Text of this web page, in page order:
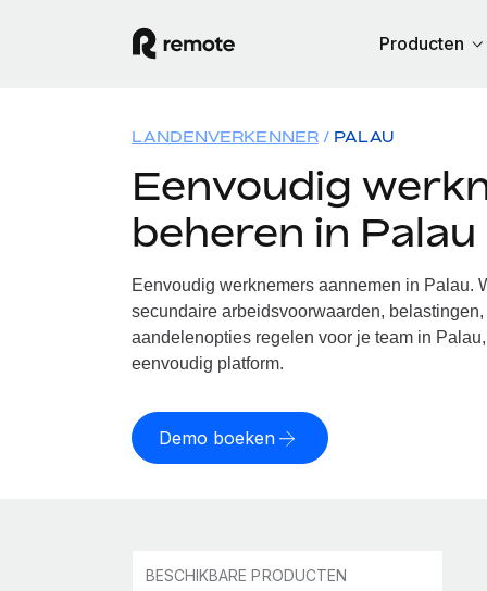
Producten
LANDENVERKENNER PALAU
Eenvoudig
beheren in Palau
Eenvoudig werknemers aannemen in Palau.
secundaire arbeidsvoorwaarden,
aandelenopties regelen voor je team in
eenvoudig platform.
Demo boeken
BESCHIKBARE PRODUCTEN